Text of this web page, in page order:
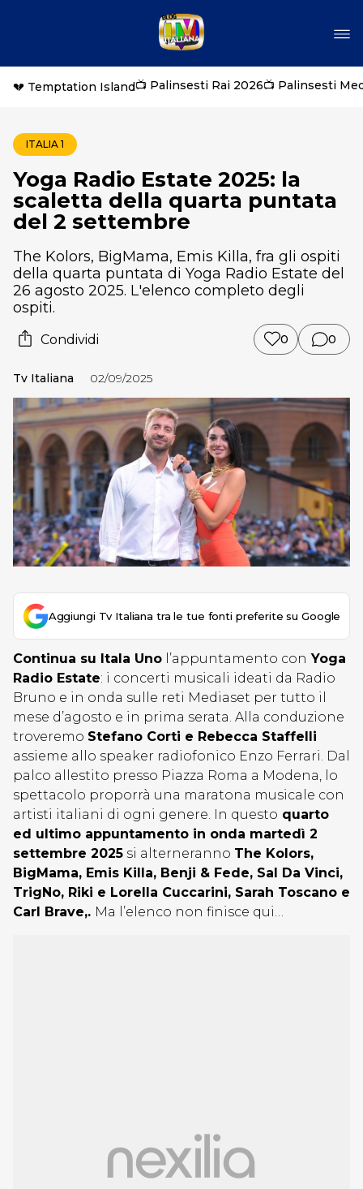
💔 Temptation Island📺 Palinsesti Rai 2026📺 Palinsesti
ITALIA 1
Yoga Radio Estate 2025: la
scaletta della quarta puntata
del 2 settembre
The Kolors, BigMama, Emis Killa, fra gli ospiti
della quarta puntata di Yoga Radio Estate del
26 agosto 2025. L'elenco completo degli
ospiti.
Condividi 0 0
Tv Italiana 02/09/2025
Aggiungi Tv Italiana tra le tue fonti preferite su Google
Continua su Itala Uno l’appuntamento con Yoga
Radio Estate: i concerti musicali ideati da Radio
Bruno e in onda sulle reti Mediaset per tutto il
mese d’agosto e in prima serata. Alla conduzione
troveremo Stefano Corti e Rebecca Staffelli
assieme allo speaker radiofonico Enzo Ferrari. Dal
palco allestito presso Piazza Roma a Modena, lo
spettacolo proporrà una maratona musicale con
artisti italiani di ogni genere. In questo quarto
ed ultimo appuntamento in onda martedì 2
settembre 2025 si alterneranno The Kolors,
BigMama, Emis Killa, Benji & Fede, Sal Da Vinci,
TrigNo, Riki e Lorella Cuccarini, Sarah Toscano e
Carl Brave,. Ma l’elenco non finisce qui…